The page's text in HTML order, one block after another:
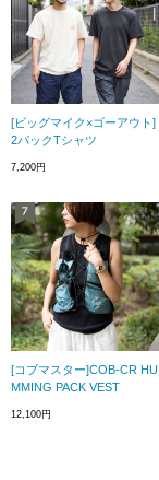
[ビッグマイク×ゴーアウト]
2パックTシャツ
7,200円
[コブマスター]COB-CR HU
MMING PACK VEST
12,100円